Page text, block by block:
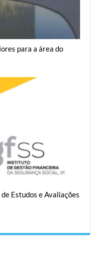
para a área do
Estudos e Avaliações